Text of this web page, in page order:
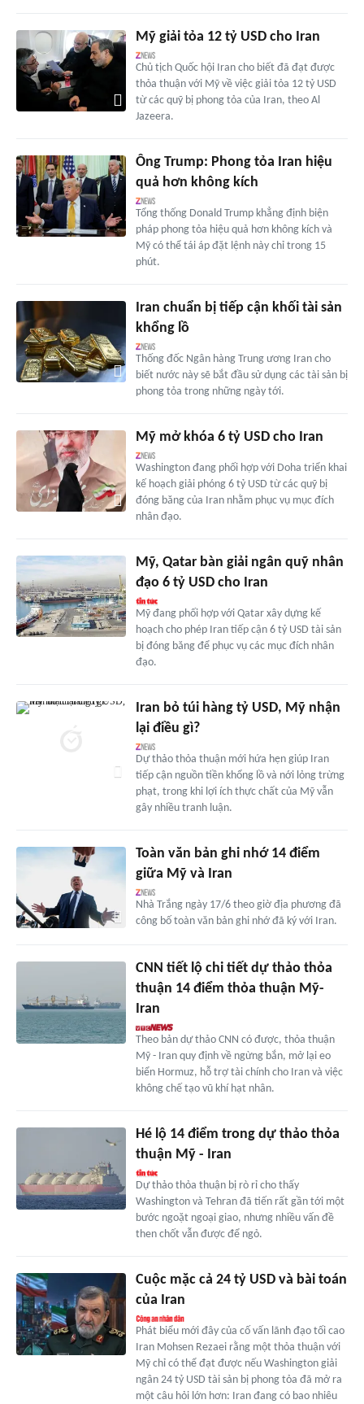
Mỹ giải tỏa 12 tỷ USD cho Iran
Chủ tịch Quốc hội Iran cho biết đã đạt được
thỏa thuận với Mỹ về việc giải tỏa 12 tỷ USD
từ các quỹ bị phong tỏa của Iran, theo Al
Jazeera.
Ông Trump: Phong tỏa Iran hiệu
quả hơn không kích
Tổng thống Donald Trump khẳng định biện
pháp phong tỏa hiệu quả hơn không kích và
Mỹ có thể tái áp đặt lệnh này chỉ trong 15
phút.
Iran chuẩn bị tiếp cận khối tài sản
khổng lồ
Thống đốc Ngân hàng Trung ương Iran cho
biết nước này sẽ bắt đầu sử dụng các tài sản bị
phong tỏa trong những ngày tới.
Mỹ mở khóa 6 tỷ USD cho Iran
Washington đang phối hợp với Doha triển khai
kế hoạch giải phóng 6 tỷ USD từ các quỹ bị
đóng băng của Iran nhằm phục vụ mục đích
nhân đạo.
Mỹ, Qatar bàn giải ngân quỹ nhân
đạo 6 tỷ USD cho Iran
Mỹ đang phối hợp với Qatar xây dựng kế
hoạch cho phép Iran tiếp cận 6 tỷ USD tài sản
bị đóng băng để phục vụ các mục đích nhân
đạo.
Iran bỏ túi hàng tỷ USD, Mỹ nhận
lại điều gì?
Dự thảo thỏa thuận mới hứa hẹn giúp Iran
tiếp cận nguồn tiền khổng lồ và nới lỏng trừng
phạt, trong khi lợi ích thực chất của Mỹ vẫn
gây nhiều tranh luận.
Toàn văn bản ghi nhớ 14 điểm
giữa Mỹ và Iran
Nhà Trắng ngày 17/6 theo giờ địa phương đã
công bố toàn văn bản ghi nhớ đã ký với Iran.
CNN tiết lộ chi tiết dự thảo thỏa
thuận 14 điểm thỏa thuận Mỹ-
Iran
Theo bản dự thảo CNN có được, thỏa thuận
Mỹ - Iran quy định về ngừng bắn, mở lại eo
biển Hormuz, hỗ trợ tài chính cho Iran và việc
không chế tạo vũ khí hạt nhân.
Hé lộ 14 điểm trong dự thảo thỏa
thuận Mỹ - Iran
Dự thảo thỏa thuận bị rò rỉ cho thấy
Washington và Tehran đã tiến rất gần tới một
bước ngoặt ngoại giao, nhưng nhiều vấn đề
then chốt vẫn được để ngỏ.
Cuộc mặc cả 24 tỷ USD và bài toán
của Iran
Phát biểu mới đây của cố vấn lãnh đạo tối cao
Iran Mohsen Rezaei rằng một thỏa thuận với
Mỹ chỉ có thể đạt được nếu Washington giải
ngân 24 tỷ USD tài sản bị phong tỏa đã mở ra
một câu hỏi lớn hơn: Iran đang có bao nhiêu